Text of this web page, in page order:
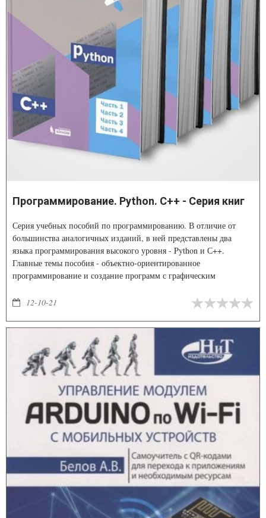
Программирование. Python. C++ - Серия книг
Серия учебных пособий по программированию. В отличие от
большинства аналогичных изданий, в ней представлены два
языка программирования высокого уровня - Python и С++.
Главные темы пособия - объектно-ориентированное
программирование и создание программ с графическим
12-10-21